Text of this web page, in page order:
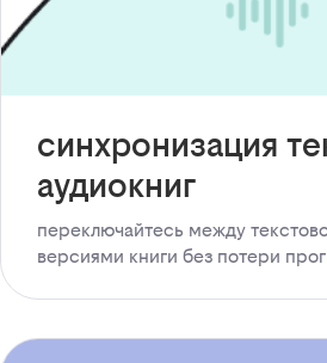
синхронизация
аудиокниг
переключайтесь между
версиями книги без потери